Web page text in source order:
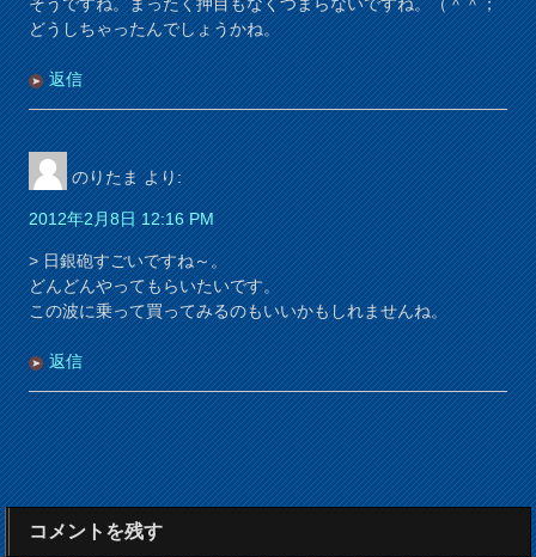
どうしちゃったんでしょうかね。
返信
のりたま より:
2012年2月8日 12:16 PM
> 日銀砲すごいですね～。
どんどんやってもらいたいです。
この波に乗って買ってみるのもいいかもしれませんね。
返信
コメントを残す